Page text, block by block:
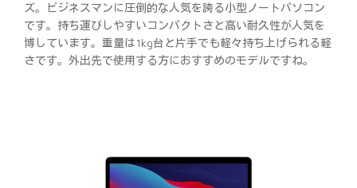
ズ。ビジネスマンに圧倒的な人気を誇る小型ノートパソコン
です。持ち運びしやすいコンパクトさと高い耐久性が人気を
博しています。重量は1kg台と片手でも軽々持ち上げられる軽
さです。外出先で使用する方におすすめのモデルですね。